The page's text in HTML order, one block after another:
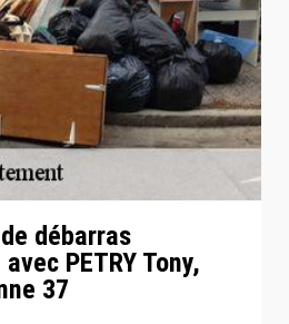
débarras
PETRY Tony,
37